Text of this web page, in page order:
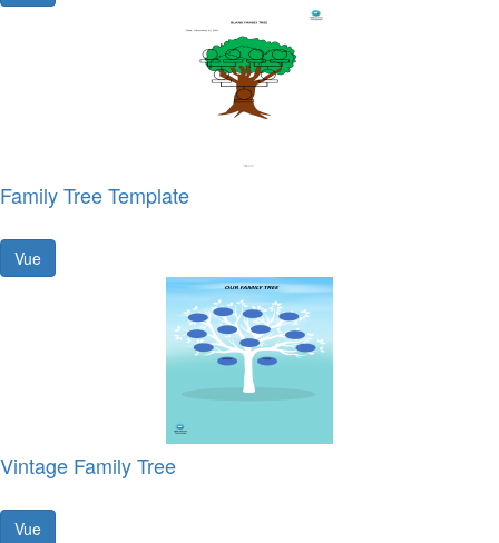
Family Tree Template
Vue
Vintage Family Tree
Vue